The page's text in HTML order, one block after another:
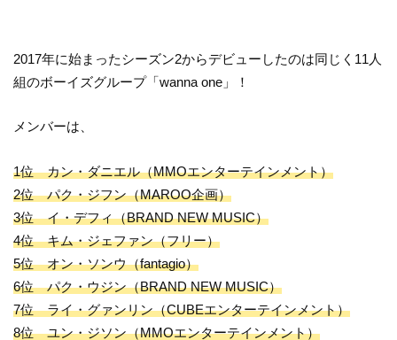
2017年に始まったシーズン2からデビューしたのは同じく11人
組のボーイズグループ「wanna one」！
メンバーは、
1位 カン・ダニエル（MMOエンターテインメント）
2位 パク・ジフン（MAROO企画）
3位 イ・デフィ（BRAND NEW MUSIC）
4位 キム・ジェファン（フリー）
5位 オン・ソンウ（fantagio）
6位 パク・ウジン（BRAND NEW MUSIC）
7位 ライ・グァンリン（CUBEエンターテインメント）
8位 ユン・ジソン（MMOエンターテインメント）